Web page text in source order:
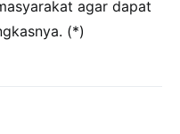
agar dapat
(*)